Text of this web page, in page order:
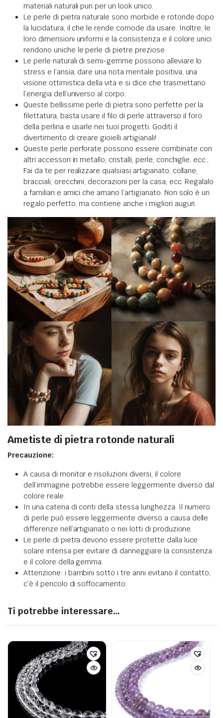
materiali naturali puri per un look unico.
Le perle di pietra naturale sono morbide e rotonde dopo
la lucidatura, il che le rende comode da usare. Inoltre, le
loro dimensioni uniformi e la consistenza e il colore unici
rendono uniche le perle di pietre preziose.
Le perle naturali di semi-gemme possono alleviare lo
stress e l’ansia, dare una nota mentale positiva, una
visione ottimistica della vita e si dice che trasmettano
l’energia dell’universo al corpo.
Queste bellissime perle di pietra sono perfette per la
filettatura, basta usare il filo di perle attraverso il foro
della perlina e usarle nei tuoi progetti. Goditi il
divertimento di creare gioielli artigianali!
Queste perle perforate possono essere combinate con
altri accessori in metallo, cristalli, perle, conchiglie, ecc.,
Fai da te per realizzare qualsiasi artigianato, collane,
bracciali, orecchini, decorazioni per la casa, ecc. Regalalo
a familiari e amici che amano l’artigianato. Non solo è un
regalo perfetto, ma contiene anche i migliori auguri.
Ametiste di pietra rotonde naturali
Precauzione:
A causa di monitor e risoluzioni diversi, il colore
dell’immagine potrebbe essere leggermente diverso dal
colore reale.
In una catena di conti della stessa lunghezza. Il numero
di perle può essere leggermente diverso a causa delle
differenze nell’artigianato o nei lotti di produzione.
Le perle di pietra devono essere protette dalla luce
solare intensa per evitare di danneggiare la consistenza
e il colore della gemma.
Attenzione: i bambini sotto i tre anni evitano il contatto,
c’è il pericolo di soffocamento.
Ti potrebbe interessare…